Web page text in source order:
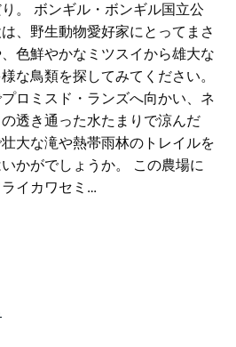
。 ボンギル・ボンギル国立公
、野生動物愛好家にとってまさ
色鮮やかなミツスイから雄大な
な鳥類を探してみてください。
ロミスド・ランズへ向かい、ネ
透き通った水たまりで涼んだ
大な滝や熱帯雨林のトレイルを
かがでしょうか。 この農場に
イカワセミ…
ウルンガ、ミレストムに囲まれ
ランドにほど近い理想的なロケ
い川、透き通った水遊び場、そ